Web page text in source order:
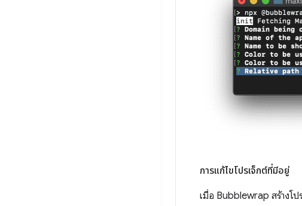
การแก้ไขโปรเจ็กต์ที่มีอยู่
เมื่อ Bubblewrap สร้างโ